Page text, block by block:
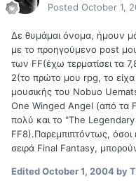
Posted October 1,
Δε θυμάμαι όνομα, ήμουν
με το προηγούμενο post
των FF(έχω τερματίσει τα
2(το πρώτο μου rpg, το
μουσικής του Nobuo
One Winged Angel (από τα
πολύ και το "The
FF8).Παρεμπιπτόντως, όσοι
σειρά Final Fantasy,
EditedOctober 1, 2004by